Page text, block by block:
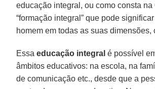
educação integral, ou como consta na
“formação integral” que pode
homem em todas as suas dimensões,
Essaeducação integral é possível
âmbitos educativos: na escola, na
de comunicação etc., desde que a